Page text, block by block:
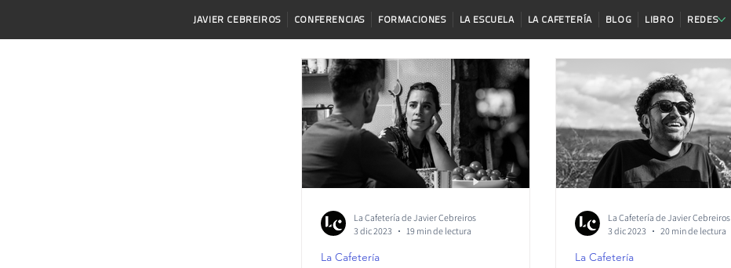
JAVIER CEBREIROS CONFERENCIAS FORMACIONES LA ESCUELA LA CAFETERÍA BLOG LIBRO REDES
La Cafetería de Javier Cebreiros
3 dic 2023
19 min de lectura
La Cafetería
La Cafetería de Javier Cebreiros
3 dic 2023
20 min de lectura
La Cafetería